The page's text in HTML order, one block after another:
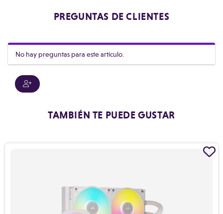
PREGUNTAS DE CLIENTES
No hay preguntas para este artículo.
TAMBIÉN TE PUEDE GUSTAR